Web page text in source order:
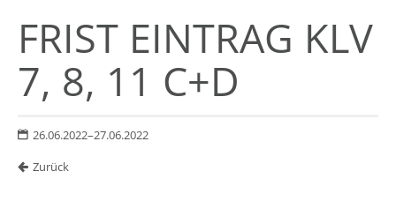
FRIST EINTRAG KLV
7, 8, 11 C+D
26.06.2022–27.06.2022
Zurück